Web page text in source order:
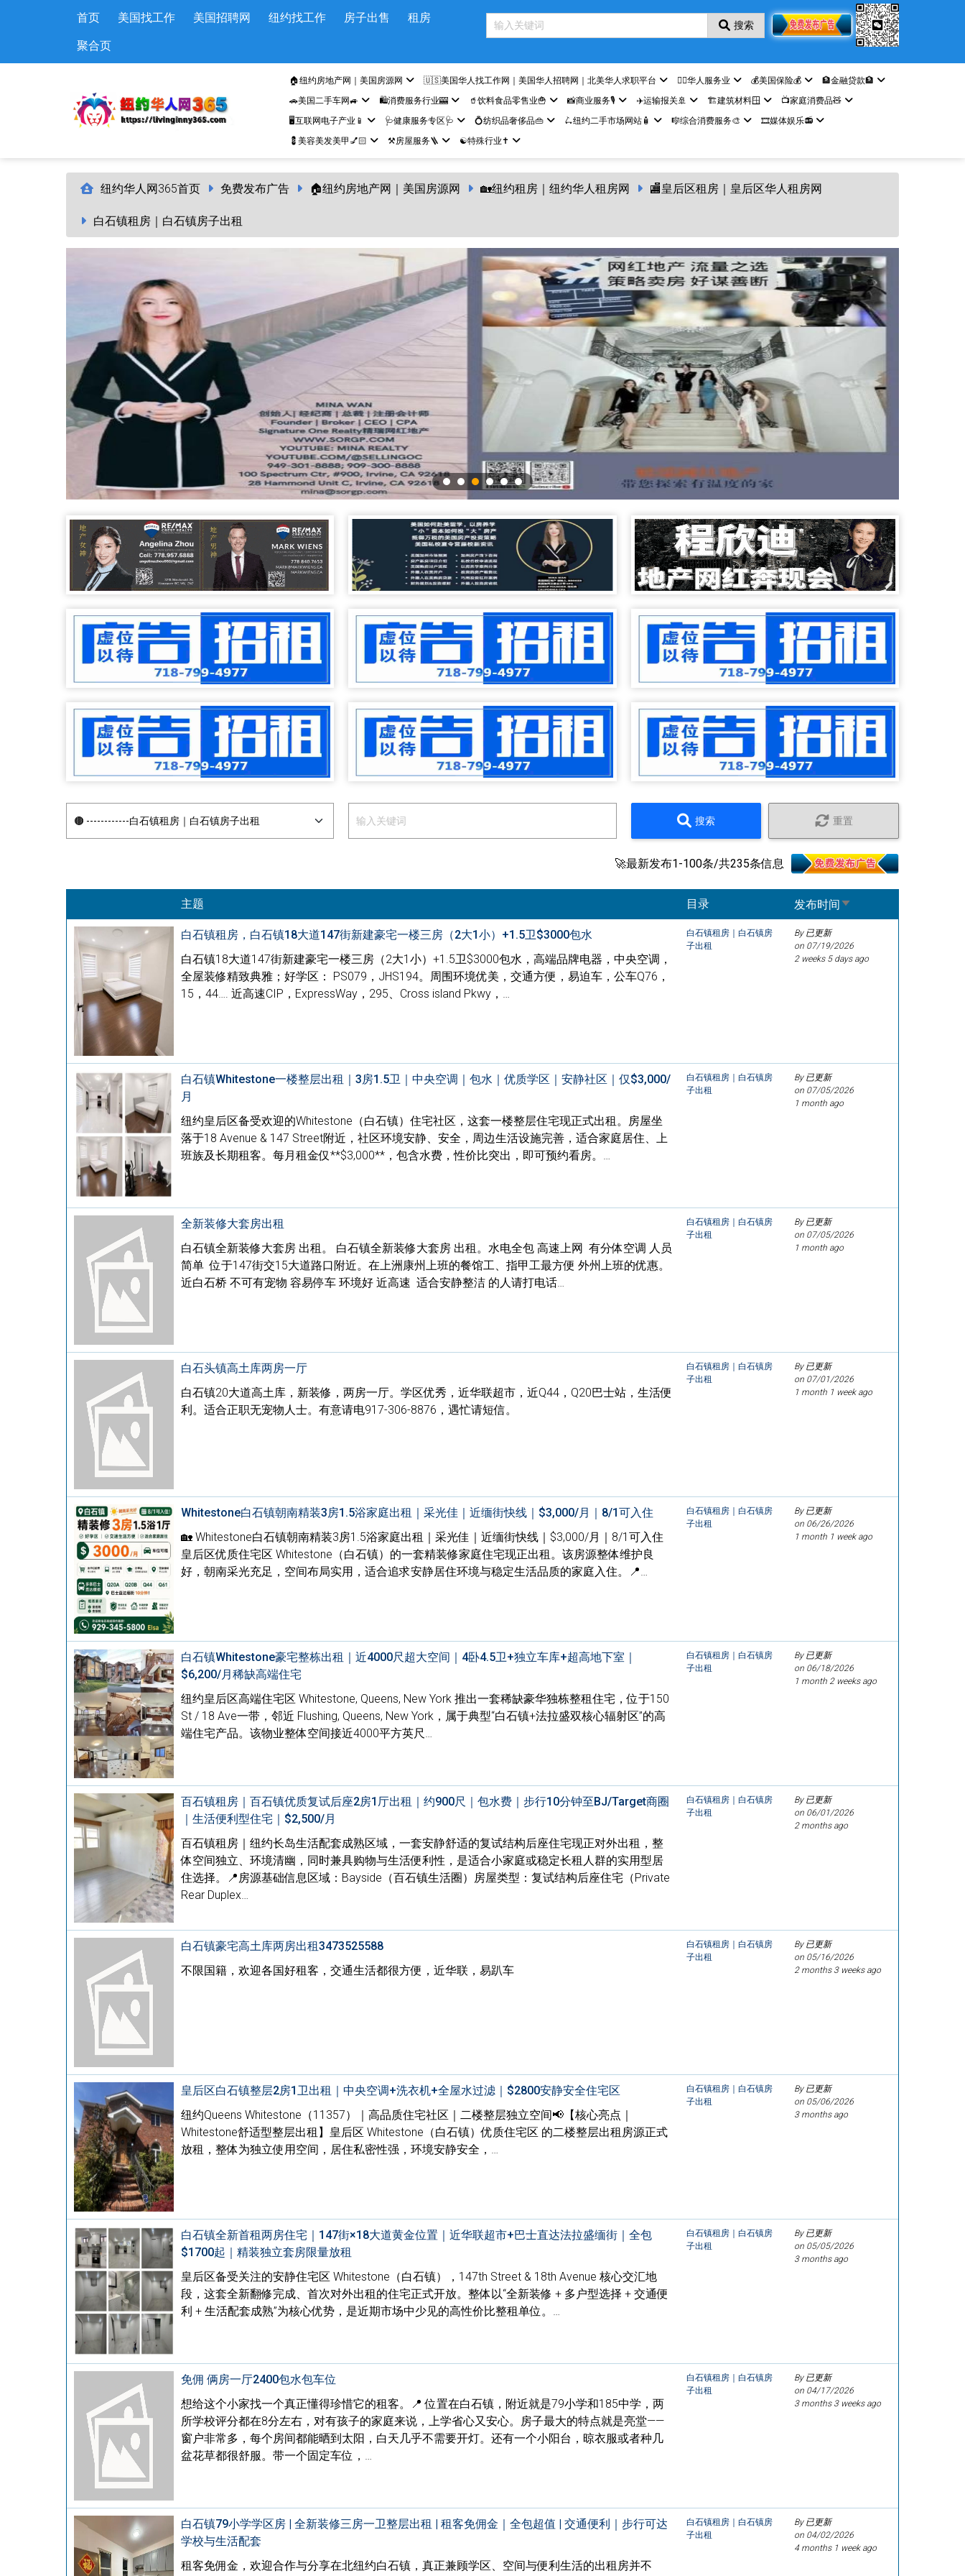
首页 美国找工作 美国招聘网 纽约找工作 房子出售 租房
聚合页
搜索
🏠纽约房地产网｜美国房源网 🇺🇸美国华人找工作网｜美国华人招聘网｜北美华人求职平台 🤵‍♀️华人服务业 💰美国保险💰
🏦金融贷款🏦
🚗美国二手车网🚙
🛍️消费服务行业🎰 🥤饮料食品零售业🍟 📸商业服务🎙️ ✈️运输报关🚢 🏗️建筑材料🪟
📺家庭消费品🧸
🖥️互联网电子产业📱
🩺健康服务专区🩺 💍纺织品奢侈品👜 🛴纽约二手市场网站🧴 🎼综合消费服务🎨
🎞️媒体娱乐📻
💈美容美发美甲💅🏻
⚒️房屋服务🪜 ☯️特殊行业✝️
纽约华人网365首页 免费发布广告 🏠纽约房地产网｜美国房源网 🏡纽约租房｜纽约华人租房网 🏬皇后区租房｜皇后区华人租房网
白石镇租房｜白石镇房子出租
搜索 重置
🚀最新发布1-100条/共235条信息
主题 目录 发布时间Sort ascending
白石镇租房，白石镇18大道147街新建豪宅一楼三房（2大1小）+1.5卫$3000包水
白石镇18大道147街新建豪宅一楼三房（2大1小）+1.5卫$3000包水，高端品牌电器，中央空调，
全屋装修精致典雅；好学区： PS079，JHS194。周围环境优美，交通方便，易迫车，公车Q76，
15，44…. 近高速CIP，ExpressWay，295、Cross island Pkwy，…
白石镇租房｜白石镇房
子出租
By 已更新
on 07/19/2026
2 weeks 5 days ago
白石镇Whitestone一楼整层出租｜3房1.5卫｜中央空调｜包水｜优质学区｜安静社区｜仅$3,000/
月
纽约皇后区备受欢迎的Whitestone（白石镇）住宅社区，这套一楼整层住宅现正式出租。房屋坐
落于18 Avenue & 147 Street附近，社区环境安静、安全，周边生活设施完善，适合家庭居住、上
班族及长期租客。每月租金仅**$3,000**，包含水费，性价比突出，即可预约看房。…
白石镇租房｜白石镇房
子出租
By 已更新
on 07/05/2026
1 month ago
全新装修大套房出租
白石镇全新装修大套房 出租。 白石镇全新装修大套房 出租。水电全包 高速上网 有分体空调 人员
简单 位于147街交15大道路口附近。在上洲康州上班的餐馆工、指甲工最方便 外州上班的优惠。
近白石桥 不可有宠物 容易停车 环境好 近高速 适合安静整洁 的人请打电话…
白石镇租房｜白石镇房
子出租
By 已更新
on 07/05/2026
1 month ago
白石头镇高土库两房一厅
白石镇20大道高土库，新装修，两房一厅。学区优秀，近华联超市，近Q44，Q20巴士站，生活便
利。适合正职无宠物人士。有意请电917-306-8876，遇忙请短信。
白石镇租房｜白石镇房
子出租
By 已更新
on 07/01/2026
1 month 1 week ago
Whitestone白石镇朝南精装3房1.5浴家庭出租｜采光佳｜近缅街快线｜$3,000/月｜8/1可入住
🏡 Whitestone白石镇朝南精装3房1.5浴家庭出租｜采光佳｜近缅街快线｜$3,000/月｜8/1可入住
皇后区优质住宅区 Whitestone（白石镇）的一套精装修家庭住宅现正出租。该房源整体维护良
好，朝南采光充足，空间布局实用，适合追求安静居住环境与稳定生活品质的家庭入住。📍…
白石镇租房｜白石镇房
子出租
By 已更新
on 06/26/2026
1 month 1 week ago
白石镇Whitestone豪宅整栋出租｜近4000尺超大空间｜4卧4.5卫+独立车库+超高地下室｜
$6,200/月稀缺高端住宅
纽约皇后区高端住宅区 Whitestone, Queens, New York 推出一套稀缺豪华独栋整租住宅，位于150
St / 18 Ave一带，邻近 Flushing, Queens, New York，属于典型“白石镇+法拉盛双核心辐射区”的高
端住宅产品。该物业整体空间接近4000平方英尺…
白石镇租房｜白石镇房
子出租
By 已更新
on 06/18/2026
1 month 2 weeks ago
百石镇租房｜百石镇优质复试后座2房1厅出租｜约900尺｜包水费｜步行10分钟至BJ/Target商圈
｜生活便利型住宅｜$2,500/月
百石镇租房｜纽约长岛生活配套成熟区域，一套安静舒适的复试结构后座住宅现正对外出租，整
体空间独立、环境清幽，同时兼具购物与生活便利性，是适合小家庭或稳定长租人群的实用型居
住选择。📍房源基础信息区域：Bayside（百石镇生活圈）房屋类型：复试结构后座住宅（Private
Rear Duplex…
白石镇租房｜白石镇房
子出租
By 已更新
on 06/01/2026
2 months ago
白石镇豪宅高土库两房出租3473525588
不限国籍，欢迎各国好租客，交通生活都很方便，近华联，易趴车
白石镇租房｜白石镇房
子出租
By 已更新
on 05/16/2026
2 months 3 weeks ago
皇后区白石镇整层2房1卫出租｜中央空调+洗衣机+全屋水过滤｜$2800安静安全住宅区
纽约Queens Whitestone（11357）｜高品质住宅社区｜二楼整层独立空间📢【核心亮点｜
Whitestone舒适型整层出租】皇后区 Whitestone（白石镇）优质住宅区 的二楼整层出租房源正式
放租，整体为独立使用空间，居住私密性强，环境安静安全，…
白石镇租房｜白石镇房
子出租
By 已更新
on 05/06/2026
3 months ago
白石镇全新首租两房住宅｜147街×18大道黄金位置｜近华联超市+巴士直达法拉盛缅街｜全包
$1700起｜精装独立套房限量放租
皇后区备受关注的安静住宅区 Whitestone（白石镇），147th Street & 18th Avenue 核心交汇地
段，这套全新翻修完成、首次对外出租的住宅正式开放。整体以“全新装修 + 多户型选择 + 交通便
利 + 生活配套成熟”为核心优势，是近期市场中少见的高性价比整租单位。…
白石镇租房｜白石镇房
子出租
By 已更新
on 05/05/2026
3 months ago
免佣 俩房一厅2400包水包车位
想给这个小家找一个真正懂得珍惜它的租客。📍 位置在白石镇，附近就是79小学和185中学，两
所学校评分都在8分左右，对有孩子的家庭来说，上学省心又安心。房子最大的特点就是亮堂——
窗户非常多，每个房间都能晒到太阳，白天几乎不需要开灯。还有一个小阳台，晾衣服或者种几
盆花草都很舒服。带一个固定车位，…
白石镇租房｜白石镇房
子出租
By 已更新
on 04/17/2026
3 months 3 weeks ago
白石镇79小学学区房 | 全新装修三房一卫整层出租 | 租客免佣金｜全包超值 | 交通便利｜步行可达
学校与生活配套
租客免佣金，欢迎合作与分享在北纽约白石镇，真正兼顾学区、空间与便利生活的出租房并不
白石镇租房｜白石镇房
子出租
By 已更新
on 04/02/2026
4 months 1 week ago